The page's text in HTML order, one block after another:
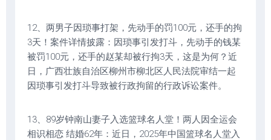
12、两男子因琐事打架，先动手的罚100元，还手的拘
3天！案件详情披露：因琐事引发打斗，先动手的钱某
被罚100元，还手的赵某却被行拘3天，这是为何？近
日，广西壮族自治区柳州市柳北区人民法院审结一起
因琐事引发打斗导致被行政拘留的行政诉讼案件。
13、89岁钟南山妻子入选篮球名人堂！两人因全运会
相识相恋 结婚62年：近日，2025年中国篮球名人堂入